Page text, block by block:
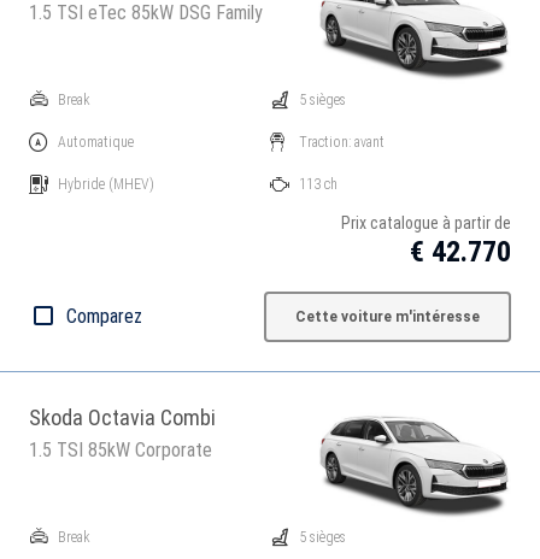
1.5 TSI eTec 85kW DSG Family
Break
Automatique
Hybride (MHEV)
5 sièges
Traction: avant
113 ch
Prix catalogue à partir de
€ 42.770
Comparez Cette voiture m'intéresse
Skoda Octavia Combi
1.5 TSI 85kW Corporate
Break 5 sièges